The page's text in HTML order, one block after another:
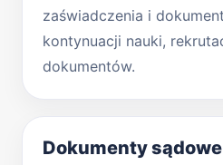
zaświadczenia i
kontynuacji nauki,
dokumentów.
Dokumenty